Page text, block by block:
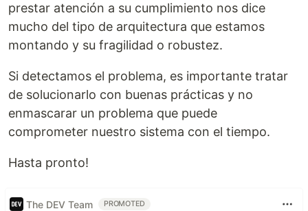
prestar atención a su cumplimiento nos dice
mucho del tipo de arquitectura que estamos
montando y su fragilidad o robustez.
Si detectamos el problema, es importante tratar
de solucionarlo con buenas prácticas y no
enmascarar un problema que puede
comprometer nuestro sistema con el tiempo.
Hasta pronto!
The DEV Team PROMOTED